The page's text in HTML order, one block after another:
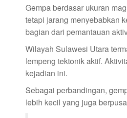
Gempa berdasar ukuran
tetapi jarang menyebabkan
bagian dari pemantauan
Wilayah Sulawesi Utara
lempeng tektonik aktif.
kejadian ini.
Sebagai perbandingan,
lebih kecil yang juga